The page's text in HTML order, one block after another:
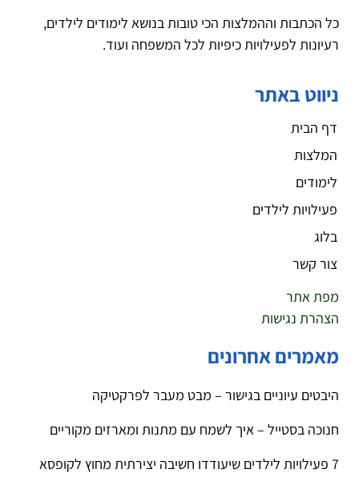
כל הכתבות וההמלצות הכי טובות בנושא לימודים לילדים,
רעיונות לפעילויות כיפיות לכל המשפחה ועוד.
ניווט באתר
דף הבית
המלצות
לימודים
פעילויות לילדים
בלוג
צור קשר
מפת אתר
הצהרת נגישות
מאמרים אחרונים
היבטים עיוניים בגישור – מבט מעבר לפרקטיקה
חנוכה בסטייל – איך לשמח עם מתנות ומארזים מקוריים
7 פעילויות לילדים שיעודדו חשיבה יצירתית מחוץ לקופסא